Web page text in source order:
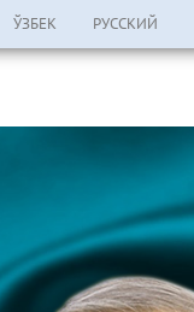
ЎЗБЕК РУССКИЙ